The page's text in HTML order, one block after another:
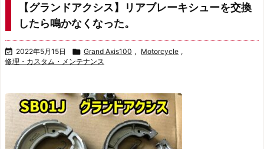
【グランドアクシス】リアブレーキシューを交換
したら鳴かなくなった。
 2022年5月15日  Grand Axis100 , Motorcycle ,
修理・カスタム・メンテナンス